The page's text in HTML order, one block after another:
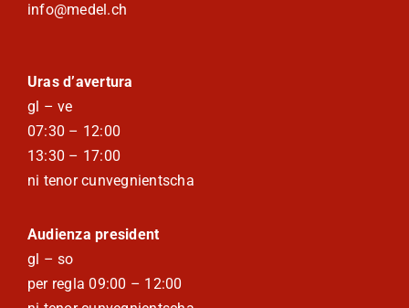
info@medel.ch
Uras d’avertura
gl – ve
07:30 – 12:00
13:30 – 17:00
ni tenor cunvegnientscha
Audienza president
gl – so
per regla 09:00 – 12:00